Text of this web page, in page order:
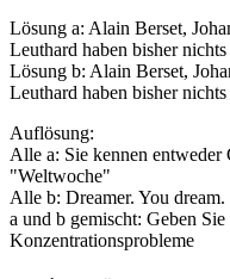
Lösung a: Alain Berset,
Leuthard haben bisher
Lösung b: Alain Berset,
Leuthard haben bisher
Auflösung:
Alle a: Sie kennen
"Weltwoche"
Alle b: Dreamer. You dream.
a und b gemischt: Geben Sie
Konzentrationsprobleme